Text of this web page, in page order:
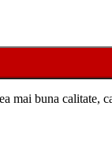
a mai buna calitate,